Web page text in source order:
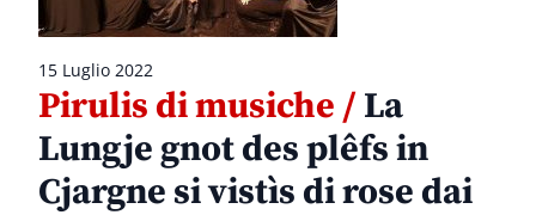
15 Luglio 2022
Pirulis di musiche /La
Lungje gnot des plêfs in
Cjargne si vistìs di rose dai